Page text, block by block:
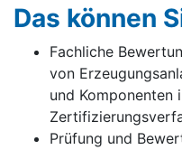
Das k­ön­nen
Fachliche
von
und Komponenten
Prüfung und